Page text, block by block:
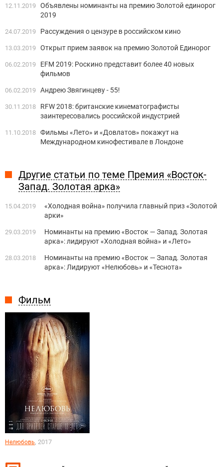
Фильм
Нелюбовь, 2017
12.11.2019 Объявлены номинанты на премию Золотой единорог
2019
24.07.2019 Рассуждения о цензуре в российском кино
13.03.2019 Открыт прием заявок на премию Золотой Единорог
06.02.2019
EFM 2019: Роскино представит более 40 новых
фильмов
06.02.2019 Андрею Звягинцеву - 55!
30.11.2018
RFW 2018: британские кинематографисты
заинтересовались российской индустрией
11.10.2018 Фильмы «Лето» и «Довлатов» покажут на
Международном кинофестивале в Лондоне
Другие статьи по теме Премия «Восток-
Запад. Золотая арка»
15.04.2019
«Холодная война» получила главный приз «Золотой
арки»
29.03.2019
Номинанты на премию «Восток — Запад. Золотая
арка»: лидируют «Холодная война» и «Лето»
28.03.2018
Номинанты на премию «Восток — Запад. Золотая
арка»: Лидируют «Нелюбовь» и «Теснота»